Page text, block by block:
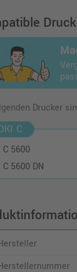
Drucker
C
C 5600
C 5600 DN